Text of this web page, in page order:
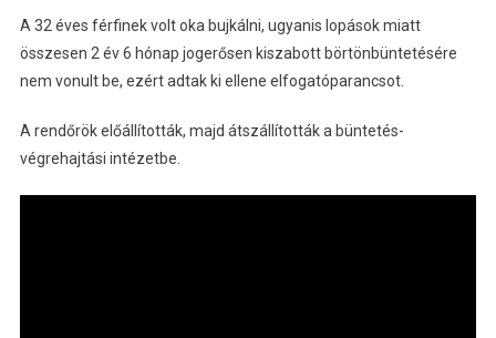
A 32 éves férfinek volt oka bujkálni, ugyanis lopások miatt
összesen 2 év 6 hónap jogerősen kiszabott börtönbüntetésére
nem vonult be, ezért adtak ki ellene elfogatóparancsot.
A rendőrök előállították, majd átszállították a büntetés-
végrehajtási intézetbe.